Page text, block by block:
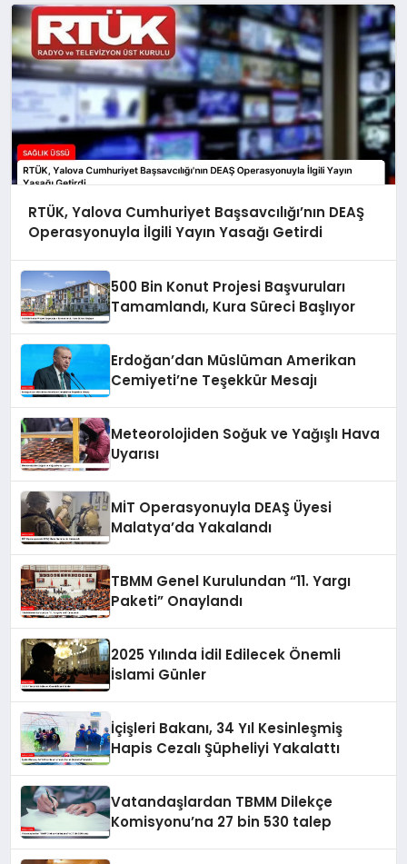
RTÜK, Yalova Cumhuriyet Başsavcılığı’nın DEAŞ
Operasyonuyla İlgili Yayın Yasağı Getirdi
500 Bin Konut Projesi Başvuruları
Tamamlandı, Kura Süreci Başlıyor
Erdoğan’dan Müslüman Amerikan
Cemiyeti’ne Teşekkür Mesajı
Meteorolojiden Soğuk ve Yağışlı Hava
Uyarısı
MİT Operasyonuyla DEAŞ Üyesi
Malatya’da Yakalandı
TBMM Genel Kurulundan “11. Yargı
Paketi” Onaylandı
2025 Yılında İdil Edilecek Önemli
İslami Günler
İçişleri Bakanı, 34 Yıl Kesinleşmiş
Hapis Cezalı Şüpheliyi Yakalattı
Vatandaşlardan TBMM Dilekçe
Komisyonu’na 27 bin 530 talep